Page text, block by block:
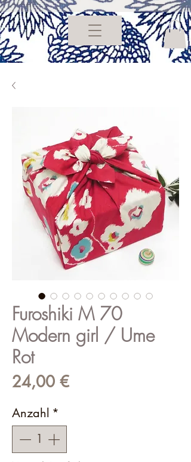
Furoshiki M 70
Modern girl / Ume
Rot
24,00 €Preis
Anzahl *